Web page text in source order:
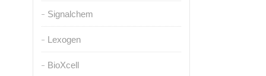
Signalchem
Lexogen
BioXcell